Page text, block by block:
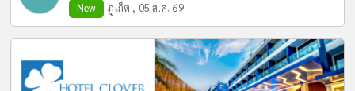
New ภูเก็ต , 05 ส.ค. 69